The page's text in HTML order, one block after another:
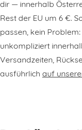
dir — innerhalb
Rest der EU um 6 €.
passen, kein
unkompliziert
Versandzeiten,
ausführlich auf